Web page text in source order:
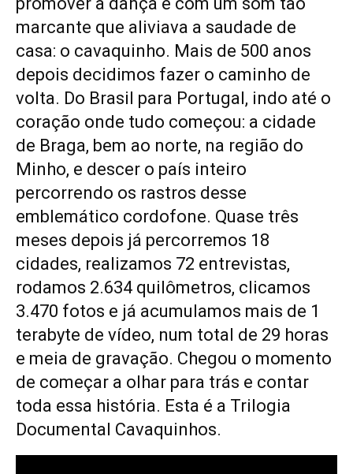
marcante que aliviava a saudade de
casa: o cavaquinho. Mais de 500 anos
depois decidimos fazer o caminho de
volta. Do Brasil para Portugal, indo até o
coração onde tudo começou: a cidade
de Braga, bem ao norte, na região do
Minho, e descer o país inteiro
percorrendo os rastros desse
emblemático cordofone. Quase três
meses depois já percorremos 18
cidades, realizamos 72 entrevistas,
rodamos 2.634 quilômetros, clicamos
3.470 fotos e já acumulamos mais de 1
terabyte de vídeo, num total de 29 horas
e meia de gravação. Chegou o momento
de começar a olhar para trás e contar
toda essa história. Esta é a Trilogia
Documental Cavaquinhos.